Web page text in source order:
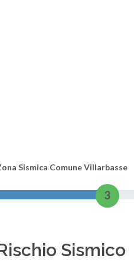
Sismica Comune Villarbasse
3
Sismico